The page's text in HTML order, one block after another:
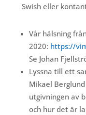
Swish eller
Vår hälsning
2020: https://
Se Johan
Lyssna till ett
Mikael
utgivningen av
och hur det är